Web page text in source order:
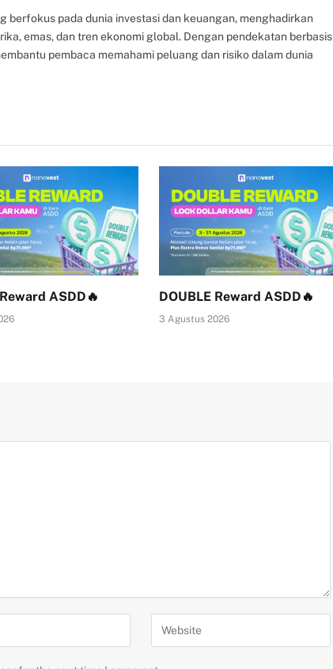
berfokus pada dunia investasi dan keuangan, menghadirkan
emas, dan tren ekonomi global. Dengan pendekatan berbasis
pembaca memahami peluang dan risiko dalam dunia
ASDD🔥 DOUBLE Reward ASDD🔥
3 Agustus 2026